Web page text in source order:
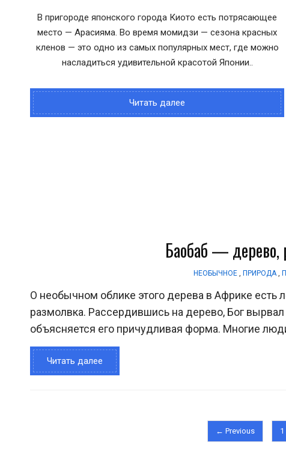
В пригороде японского города Киото есть потрясающее
место — Арасияма. Во время момидзи — сезона красных
кленов — это одно из самых популярных мест, где можно
насладиться удивительной красотой Японии..
Читать далее
Баобаб — дерево,
НЕОБЫЧНОЕ , ПРИРОДА,
О необычном облике этого дерева в Африке
размолвка. Рассердившись на дерево, Бог
объясняется его причудливая форма. Многие
Читать далее
← Previous 1